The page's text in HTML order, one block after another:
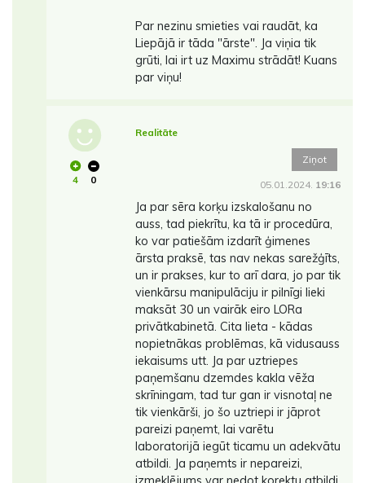
Par nezinu smieties vai raudāt, ka
Liepājā ir tāda "ārste". Ja viņia tik
grūti, lai irt uz Maximu strādāt! Kuans
par viņu!
4 0
Realitāte
Ziņot
05.01.2024. 19:16
Ja par sēra korķu izskalošanu no
auss, tad piekrītu, ka tā ir procedūra,
ko var patiešām izdarīt ģimenes
ārsta praksē, tas nav nekas sarežģīts,
un ir prakses, kur to arī dara, jo par tik
vienkārsu manipulāciju ir pilnīgi lieki
maksāt 30 un vairāk eiro LORa
privātkabinetā. Cita lieta - kādas
nopietnākas problēmas, kā vidusauss
iekaisums utt. Ja par uztriepes
paņemšanu dzemdes kakla vēža
skrīningam, tad tur gan ir visnotaļ ne
tik vienkārši, jo šo uztriepi ir jāprot
pareizi paņemt, lai varētu
laboratorijā iegūt ticamu un adekvātu
atbildi. Ja paņemts ir nepareizi,